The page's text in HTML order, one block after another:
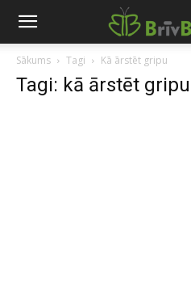
Sākums Tagi Kā ārstēt gripu
Tagi: kā ārstēt gripu